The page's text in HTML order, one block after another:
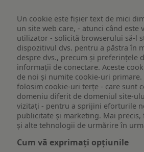
Un cookie este fişier text de mici
un site web care, - atunci când este
utilizator - solicită browserului să-l
dispozitivul dvs. pentru a păstra în
despre dvs., precum și preferințele
informații de conectare. Aceste
de noi și numite cookie-uri primare.
folosim cookie-uri terțe - care sunt
domeniu diferit de domeniul site-
vizitați - pentru a sprijini eforturile
publicitate și marketing. Mai
și alte tehnologii de urmărire în
Cum vă exprimați opțiunile